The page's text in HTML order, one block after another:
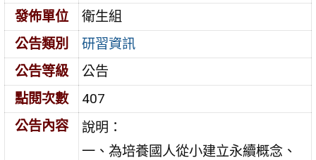
發佈單位
衛生組
公告類別
研習資訊
公告等級
公告
點閱次數
407
公告內容
說明：
一、為培養國人從小建立永續概念、